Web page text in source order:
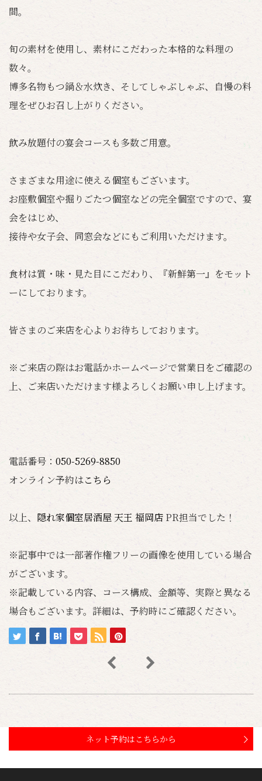
間。
旬の素材を使用し、素材にこだわった本格的な料理の
数々。
博多名物もつ鍋＆水炊き、そしてしゃぶしゃぶ、自慢の料
理をぜひお召し上がりください。
飲み放題付の宴会コースも多数ご用意。
さまざまな用途に使える個室もございます。
お座敷個室や掘りごたつ個室などの完全個室ですので、宴
会をはじめ、
接待や女子会、同窓会などにもご利用いただけます。
食材は質・味・見た目にこだわり、『新鮮第一』をモット
ーにしております。
皆さまのご来店を心よりお待ちしております。
※ご来店の際はお電話かホームページで営業日をご確認の
上、ご来店いただけます様よろしくお願い申し上げます。
電話番号： 050-5269-8850
オンライン予約はこちら
以上、 隠れ家個室居酒屋 天王 福岡店 PR担当でした！
※記事中では一部著作権フリーの画像を使用している場合
がございます。
※記載している内容、コース構成、金額等、実際と異なる
場合もございます。詳細は、予約時にご確認ください。
ネット予約はこちらから